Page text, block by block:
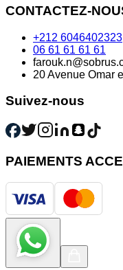
CONTACTEZ-
+212 6046402323
06 61 61 61 61
20 Avenue Omar
Suivez-nous
PAIEMENTS